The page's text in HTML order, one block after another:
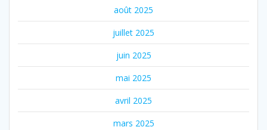
août 2025
juillet 2025
juin 2025
mai 2025
avril 2025
mars 2025